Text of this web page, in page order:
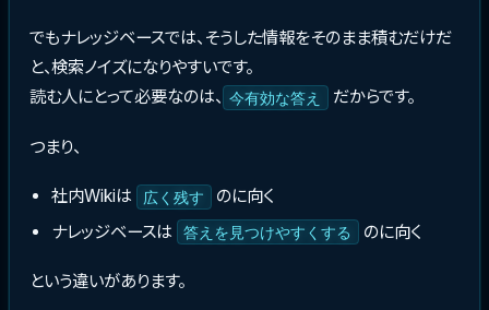
でもナレッジベースでは、そうした情報をそのまま積むだけだ
と、検索ノイズになりやすいです。
読む人にとって必要なのは、 今有効な答え だからです。
つまり、
社内Wikiは 広く残す
のに向く
ナレッジベースは
答えを見つけやすくする のに向く
という違いがあります。